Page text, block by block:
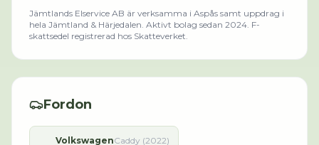
Jämtlands Elservice AB är verksamma i Aspås samt uppdrag i
hela Jämtland & Härjedalen. Aktivt bolag sedan 2024. F-
skattsedel registrerad hos Skatteverket.
Fordon
VolkswagenCaddy (2022)